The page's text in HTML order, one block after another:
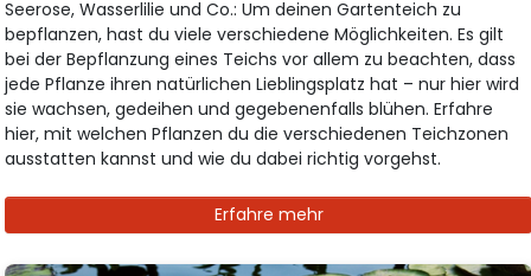
Seerose, Wasserlilie und Co.: Um deinen Gartenteich zu
bepflanzen, hast du viele verschiedene Möglichkeiten. Es gilt
bei der Bepflanzung eines Teichs vor allem zu beachten, dass
jede Pflanze ihren natürlichen Lieblingsplatz hat – nur hier wird
sie wachsen, gedeihen und gegebenenfalls blühen. Erfahre
hier, mit welchen Pflanzen du die verschiedenen Teichzonen
ausstatten kannst und wie du dabei richtig vorgehst.
Erfahre mehr